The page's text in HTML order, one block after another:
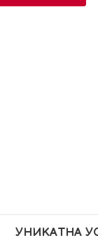
УНИКАТНА